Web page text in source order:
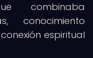
combinaba
conocimiento
espiritual